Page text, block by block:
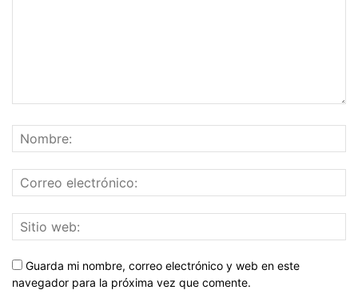
Guarda mi nombre, correo electrónico y web en este
navegador para la próxima vez que comente.